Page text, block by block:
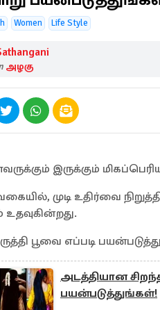
Women Life Style
அழகு
இருக்கும் மிகப்பெரிய
முடி உதிர்வை
உதவுகின்றது.
பூவை எப்படி
அடத்தியான
பயன்படுத்துங்கள்!